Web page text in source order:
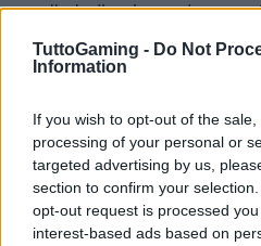
TuttoGaming - Do Not
Information
If you wish to opt-out of the
processing of your personal or
targeted advertising by us,
section to confirm your
opt-out request is processed
interest-based ads based on
quello ludico in modo
crossover su piattaforme
diffondere il torneo a un
realistiche. Chi cerca una
troverà soddisfazione
che integrano il Mondiale
manageriale.